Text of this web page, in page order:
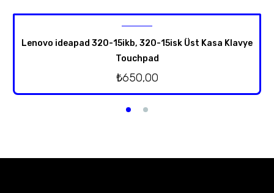
Lenovo ideapad 320-15ikb, 320-15isk Üst Kasa Klavye
Touchpad
₺650,00